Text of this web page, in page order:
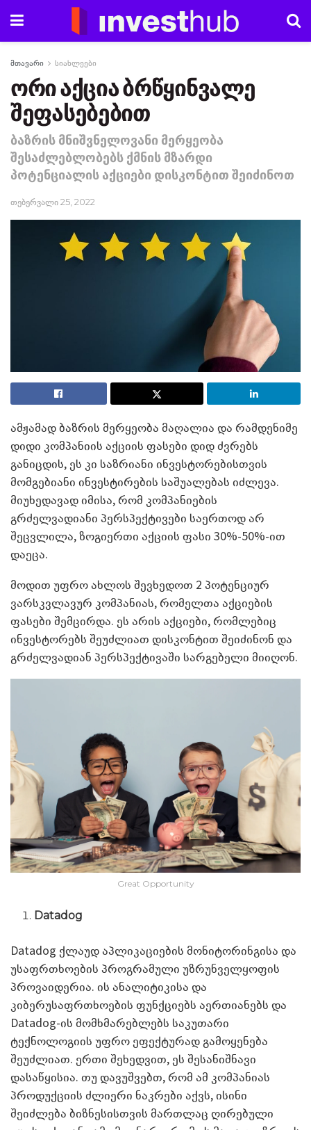
მთავარი სიახლეები
ორი აქცია ბრწყინვალე
შეფასებებით
ბაზრის მნიშვნელოვანი მერყეობა
შესაძლებლობებს ქმნის მზარდი
პოტენციალის აქციები დისკონტით შეიძინოთ
თებერვალი 25, 2022
ამჟამად ბაზრის მერყეობა მაღალია და რამდენიმე
დიდი კომპანიის აქციის ფასები დიდ ძვრებს
განიცდის, ეს კი საზრიანი ინვესტორებისთვის
მომგებიანი ინვესტირების საშუალებას იძლევა.
მიუხედავად იმისა, რომ კომპანიების
გრძელვადიანი პერსპექტივები საერთოდ არ
შეცვლილა, ზოგიერთი აქციის ფასი 30%-50%-ით
დაეცა.
მოდით უფრო ახლოს შევხედოთ 2 პოტენციურ
ვარსკვლავურ კომპანიას, რომელთა აქციების
ფასები შემცირდა. ეს არის აქციები, რომლებიც
ინვესტორებს შეუძლიათ დისკონტით შეიძინონ და
გრძელვადიან პერსპექტივაში სარგებელი მიიღონ.
Great Opportunity
Datadog
Datadog ქლაუდ აპლიკაციების მონიტორინგისა და
უსაფრთხოების პროგრამული უზრუნველყოფის
პროვაიდერია. ის ანალიტიკისა და
კიბერუსაფრთხოების ფუნქციებს აერთიანებს და
Datadog-ის მომხმარებლებს საკუთარი
ტექნოლოგიის უფრო ეფექტურად გამოყენება
შეუძლიათ. ერთი შეხედვით, ეს შესანიშნავი
დასაწყისია. თუ დავუშვებთ, რომ ამ კომპანიას
პროდუქციის ძლიერი ნაკრები აქვს, ისინი
შეიძლება ბიზნესისთვის მართლაც ღირებული